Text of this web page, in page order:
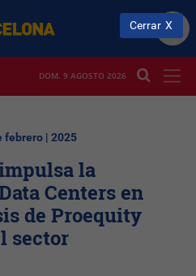
DOM. 9 AGOSTO 2026
febrero | 2025
la
Centers en
de Proequity
sector
Cerrar